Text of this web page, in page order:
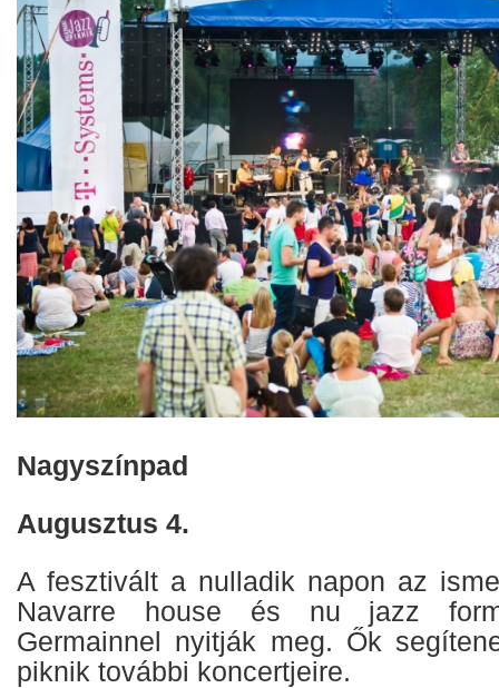
Nagyszínpad
Augusztus 4.
A fesztivált a nulladik napon az
Navarre house és nu jazz
Germainnel nyitják meg. Ők
piknik további koncertjeire.